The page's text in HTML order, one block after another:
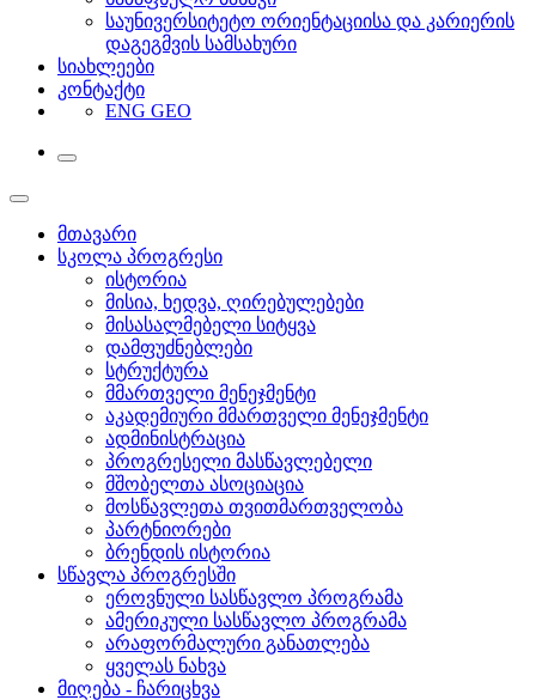
საუნივერსიტეტო ორიენტაციისა და კარიერის
დაგეგმვის სამსახური
სიახლეები
კონტაქტი
ENG GEO
მთავარი
სკოლა პროგრესი
ისტორია
მისია, ხედვა, ღირებულებები
მისასალმებელი სიტყვა
დამფუძნებლები
სტრუქტურა
მმართველი მენეჯმენტი
აკადემიური მმართველი მენეჯმენტი
ადმინისტრაცია
პროგრესელი მასწავლებელი
მშობელთა ასოციაცია
მოსწავლეთა თვითმართველობა
პარტნიორები
ბრენდის ისტორია
სწავლა პროგრესში
ეროვნული სასწავლო პროგრამა
ამერიკული სასწავლო პროგრამა
არაფორმალური განათლება
ყველას ნახვა
მიღება - ჩარიცხვა